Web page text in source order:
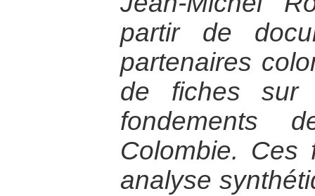
partir de
partenaires
de fiches
fondements
Colombie. Ces
analyse